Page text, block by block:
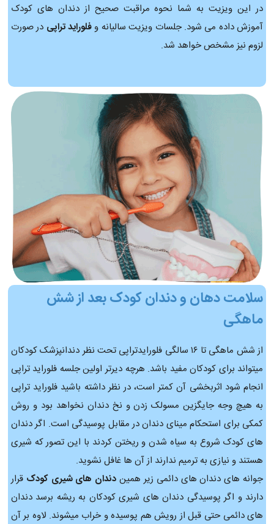
در این ویزیت به شما نحوه مراقبت صحیح از دندان های کودک
آموزش داده می شود. جلسات ویزیت سالیانه و فلوراید تراپی در صورت
لزوم نیز مشخص خواهد شد.
سلامت دهان و دندان کودک بعد از شش
ماهگی
از شش ماهگی تا ۱۶ سالگی فلورایدتراپی تحت نظر دندانپزشک کودکان
میتواند برای کودکان مفید باشد. هرچه دیرتر اولین جلسه فلوراید تراپی
انجام شود اثربخشی آن کمتر است، در نظر داشته باشید فلوراید تراپی
به هیچ وجه جایگزین مسولک زدن و نخ دندان نخواهد بود و روش
کمکی برای استحکام مینای دندان در مقابل پوسیدگی است. اگر دندان
های کودک شروع به سیاه شدن و ریختن کردند با این تصور که شیری
هستند و نیازی به ترمیم ندارند از آن ها غافل نشوید.
جوانه های دندان های دائمی زیر همین دندان های شیری کودک قرار
دارند و اگر پوسیدگی دندان های شیری کودکان به ریشه برسد دندان
های دائمی حتی قبل از رویش هم پوسیده و خراب میشوند. لاوه بر آن